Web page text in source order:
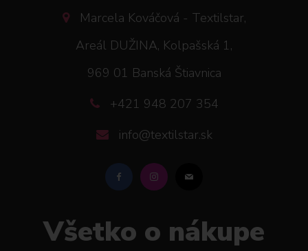
Marcela Kováčová - Textilstar,
Areál DUŽINA, Kolpašská 1,
969 01 Banská Štiavnica
+421 948 207 354
info@textilstar.sk
Všetko o nákupe